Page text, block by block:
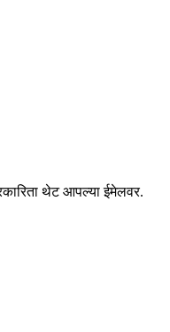
थेट आपल्या ईमेलवर.